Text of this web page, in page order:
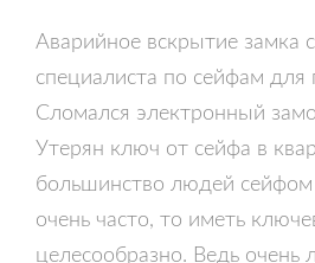
Аварийное вскрытие замка
специалиста по сейфам
Сломался электронный
Утерян ключ от сейфа в
большинство людей сейфом
очень часто, то иметь
целесообразно. Ведь очень